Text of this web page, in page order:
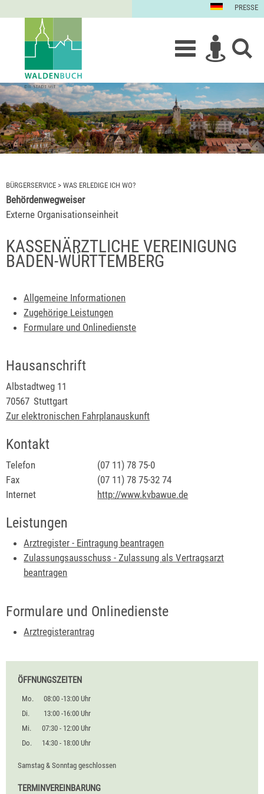
PRESSE
BÜRGERSERVICE > WAS ERLEDIGE ICH WO?
Behördenwegweiser
Externe Organisationseinheit
KASSENÄRZTLICHE VEREINIGUNG
BADEN-WÜRTTEMBERG
Allgemeine Informationen
Zugehörige Leistungen
Formulare und Onlinedienste
Hausanschrift
Albstadtweg 11
70567 Stuttgart
Zur elektronischen Fahrplanauskunft
Kontakt
Telefon (07 11) 78 75-0
Fax
(07 11) 78 75-32 74
Internet
http://www.kvbawue.de
Leistungen
Arztregister - Eintragung beantragen
Zulassungsausschuss - Zulassung als Vertragsarzt
beantragen
Formulare und Onlinedienste
Arztregisterantrag
ÖFFNUNGSZEITEN
Mo.
08:00 -13:00 Uhr
Di.
13:00 -16:00 Uhr
Mi.
07:30 - 12:00 Uhr
Do.
14:30 - 18:00 Uhr
Samstag & Sonntag geschlossen
TERMINVEREINBARUNG